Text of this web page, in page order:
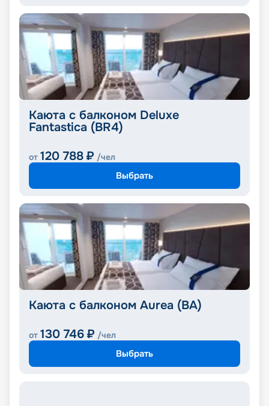
Каюта с балконом Deluxe
Fantastica (BR4)
от 120 788 ₽ /чел
Выбрать
Каюта с балконом Aurea (BA)
от 130 746 ₽ /чел
Выбрать